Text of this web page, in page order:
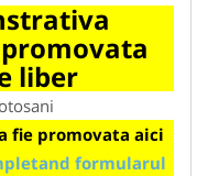
liber
fie promovata aici
formularul